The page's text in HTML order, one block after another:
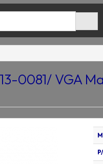
0081/ VGA